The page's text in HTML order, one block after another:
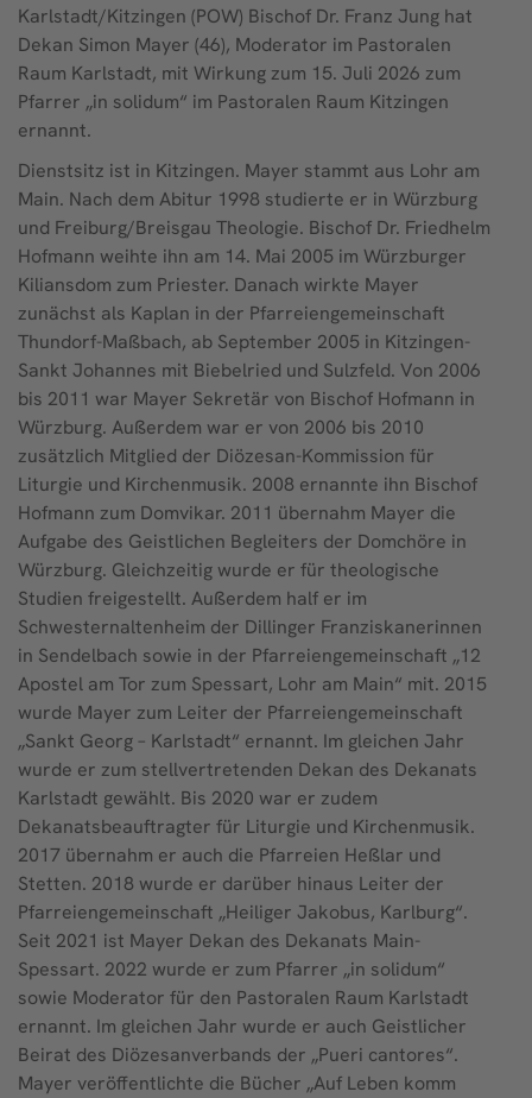
Karlstadt/Kitzingen (POW) Bischof Dr. Franz Jung hat
Dekan Simon Mayer (46), Moderator im Pastoralen
Raum Karlstadt, mit Wirkung zum 15. Juli 2026 zum
Pfarrer „in solidum“ im Pastoralen Raum Kitzingen
ernannt.
Dienstsitz ist in Kitzingen. Mayer stammt aus Lohr am
Main. Nach dem Abitur 1998 studierte er in Würzburg
und Freiburg/Breisgau Theologie. Bischof Dr. Friedhelm
Hofmann weihte ihn am 14. Mai 2005 im Würzburger
Kiliansdom zum Priester. Danach wirkte Mayer
zunächst als Kaplan in der Pfarreiengemeinschaft
Thundorf-Maßbach, ab September 2005 in Kitzingen-
Sankt Johannes mit Biebelried und Sulzfeld. Von 2006
bis 2011 war Mayer Sekretär von Bischof Hofmann in
Würzburg. Außerdem war er von 2006 bis 2010
zusätzlich Mitglied der Diözesan-Kommission für
Liturgie und Kirchenmusik. 2008 ernannte ihn Bischof
Hofmann zum Domvikar. 2011 übernahm Mayer die
Aufgabe des Geistlichen Begleiters der Domchöre in
Würzburg. Gleichzeitig wurde er für theologische
Studien freigestellt. Außerdem half er im
Schwesternaltenheim der Dillinger Franziskanerinnen
in Sendelbach sowie in der Pfarreiengemeinschaft „12
Apostel am Tor zum Spessart, Lohr am Main“ mit. 2015
wurde Mayer zum Leiter der Pfarreiengemeinschaft
„Sankt Georg – Karlstadt“ ernannt. Im gleichen Jahr
wurde er zum stellvertretenden Dekan des Dekanats
Karlstadt gewählt. Bis 2020 war er zudem
Dekanatsbeauftragter für Liturgie und Kirchenmusik.
2017 übernahm er auch die Pfarreien Heßlar und
Stetten. 2018 wurde er darüber hinaus Leiter der
Pfarreiengemeinschaft „Heiliger Jakobus, Karlburg“.
Seit 2021 ist Mayer Dekan des Dekanats Main-
Spessart. 2022 wurde er zum Pfarrer „in solidum“
sowie Moderator für den Pastoralen Raum Karlstadt
ernannt. Im gleichen Jahr wurde er auch Geistlicher
Beirat des Diözesanverbands der „Pueri cantores“.
Mayer veröffentlichte die Bücher „Auf Leben komm